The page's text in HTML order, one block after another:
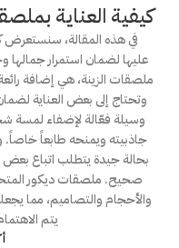
كيفية العناية
في هذه المقالة، سنستعرض
عليها لضمان استمرار جمالها
ملصقات الزينة، هي إضافة
وتحتاج إلى بعض العناية
وسيلة فعّالة لإضفاء لمسة
جاذبيته ويمنحه طابعاً
بحالة جيدة يتطلب اتباع
صحيح. ملصقات ديكور
والأحجام والتصاميم، مما
يتم